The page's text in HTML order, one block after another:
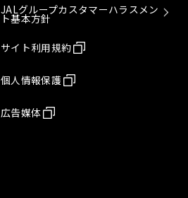
JALグループカスタマーハラスメン
ト基本方針
サイト利用規約
個人情報保護
広告媒体